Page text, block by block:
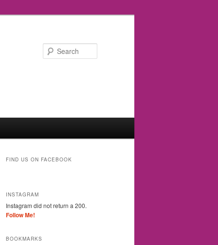
FIND US ON FACEBOOK
INSTAGRAM
Instagram did not return a 200.
Follow Me!
BOOKMARKS